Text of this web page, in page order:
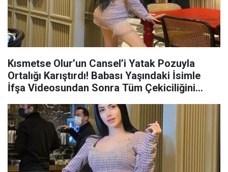
Kısmetse Olur’un Cansel’i Yatak Pozuyla
Ortalığı Karıştırdı! Babası Yaşındaki İsimle
İfşa Videosundan Sonra Tüm Çekiciliğini